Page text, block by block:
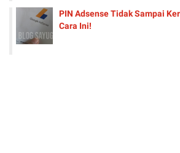
PIN Adsense Tidak Sampai
Cara Ini!